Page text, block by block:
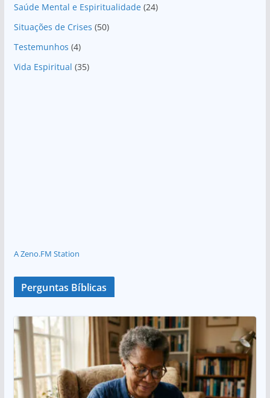
Saúde Mental e Espiritualidade(24)
Situações de Crises (50)
Testemunhos (4)
Vida Espiritual (35)
A Zeno.FM Station
Perguntas Bíblicas